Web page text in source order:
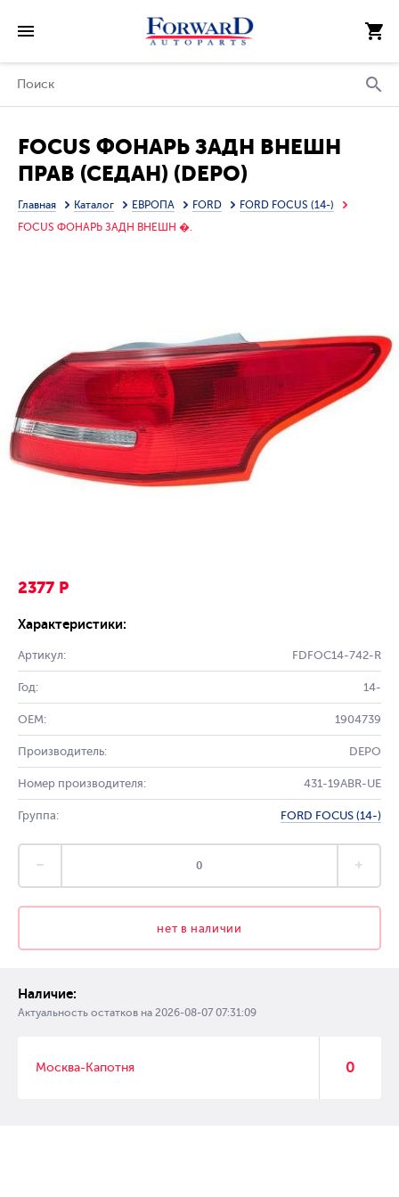
FOCUS ФОНАРЬ ЗАДН ВНЕШН
ПРАВ (СЕДАН) (DEPO)
Главная Каталог ЕВРОПА FORD
FORD FOCUS (14-)
FOCUS ФОНАРЬ ЗАДН ВНЕШН �.
2377 Р
Характеристики:
Артикул: FDFOC14-742-R
Год: 14-
OEM: 1904739
Производитель: DEPO
Номер производителя: 431-19ABR-UE
Группа: FORD FOCUS (14-)
нет в наличии
Наличие:
Актуальность остатков на 2026-08-07 07:31:09
Москва-Капотня 0